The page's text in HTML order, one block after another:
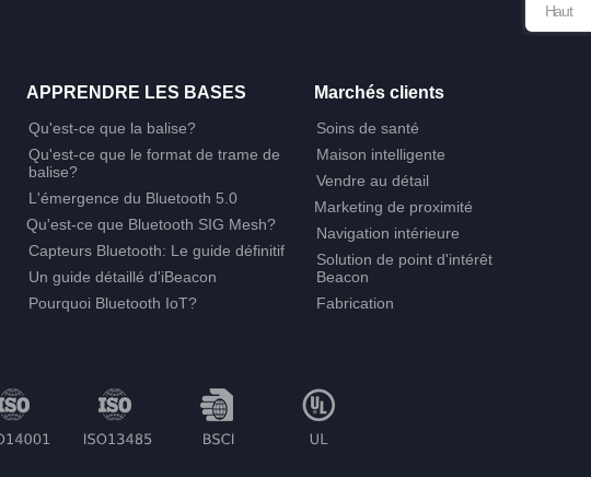
APPRENDRE LES BASES
Qu'est-ce que la balise?
Qu'est-ce que le format de trame de
balise?
L'émergence du Bluetooth 5.0
Qu'est-ce que Bluetooth SIG Mesh?
Capteurs Bluetooth: Le guide définitif
Un guide détaillé d'iBeacon
Pourquoi Bluetooth IoT?
Marchés clients
Soins de santé
Maison intelligente
Vendre au détail
Marketing de proximité
Navigation intérieure
Solution de point d'intérêt
Beacon
Fabrication
Haut